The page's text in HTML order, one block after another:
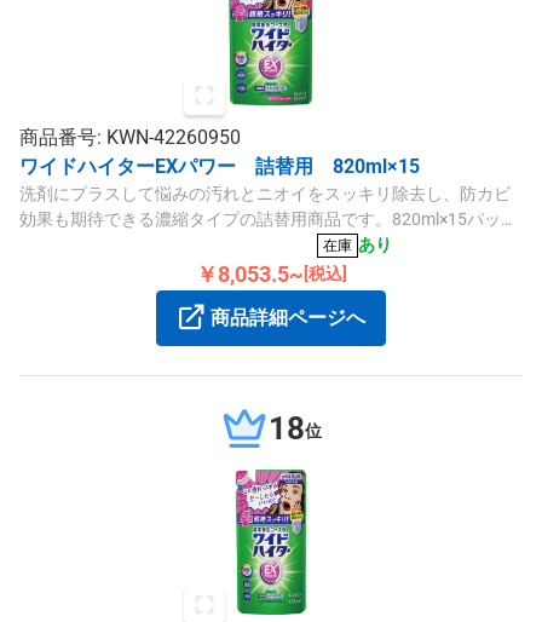
商品番号: KWN-42260950
ワイドハイターEXパワー 詰替用 820ml×15
洗剤にプラスして悩みの汚れとニオイをスッキリ除去し、防カビ
効果も期待できる濃縮タイプの詰替用商品です。820ml×15パック
在庫 あり
￥8,053.5~ [税込]
商品詳細ページへ
18位